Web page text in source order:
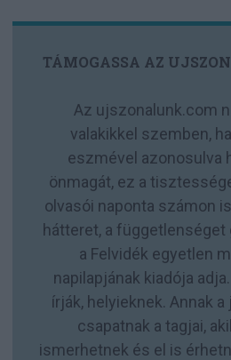
TÁMOGASSA AZ
Az ujszonalunk.com
valakikkel szemben,
eszmével azonosulva
önmagát, ez a
olvasói naponta számon
hátteret, a függetlenséget
a Felvidék egyetlen
napilapjának kiadója
írják, helyieknek. Annak
csapatnak a tagjai,
ismerhetnek és el is